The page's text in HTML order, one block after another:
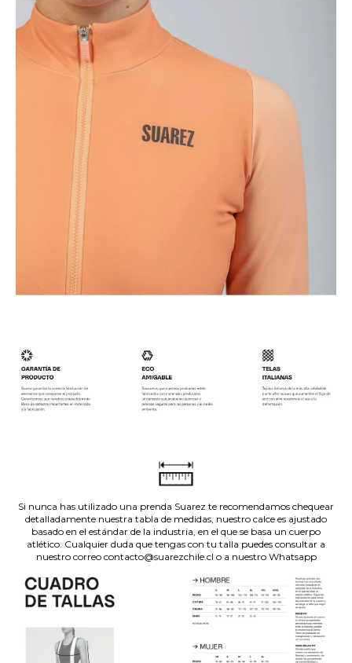
Si nunca has utilizado una prenda Suarez te recomendamos chequear
detalladamente nuestra tabla de medidas, nuestro calce es ajustado
basado en el estándar de la industria, en el que se basa un cuerpo
atlético. Cualquier duda que tengas con tu talla puedes consultar a
nuestro correo contacto@suarezchile.cl o a nuestro Whatsapp